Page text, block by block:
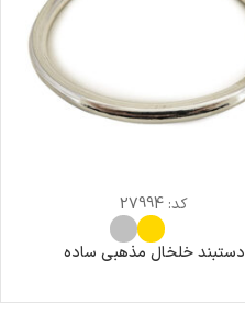
کد: 27994
دستبند خلخال مذهبی ساده